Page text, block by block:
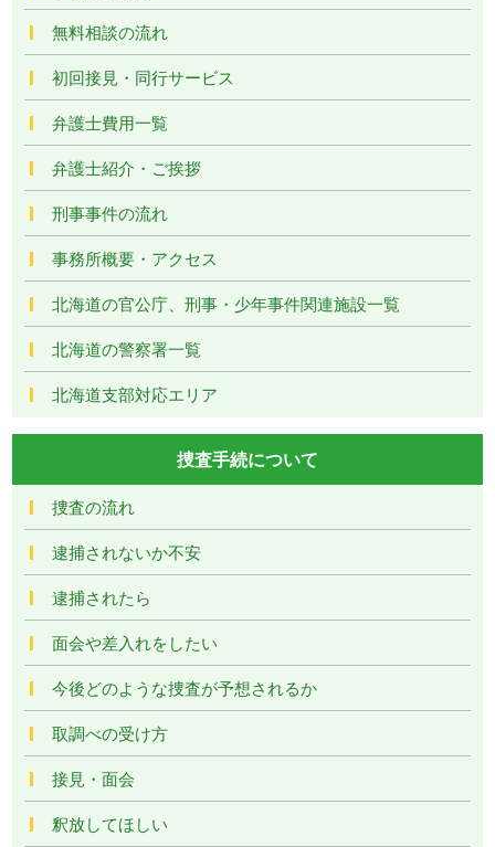
無料相談の流れ
初回接見・同行サービス
弁護士費用一覧
弁護士紹介・ご挨拶
刑事事件の流れ
事務所概要・アクセス
北海道の官公庁、刑事・少年事件関連施設一覧
北海道の警察署一覧
北海道支部対応エリア
捜査手続について
捜査の流れ
逮捕されないか不安
逮捕されたら
面会や差入れをしたい
今後どのような捜査が予想されるか
取調べの受け方
接見・面会
釈放してほしい